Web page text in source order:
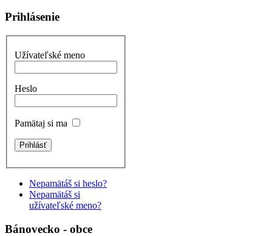
Prihlásenie
Užívateľské meno
Heslo
Pamätaj si ma
Nepamätáš si heslo?
Nepamätáš si
užívateľské meno?
Bánovecko - obce